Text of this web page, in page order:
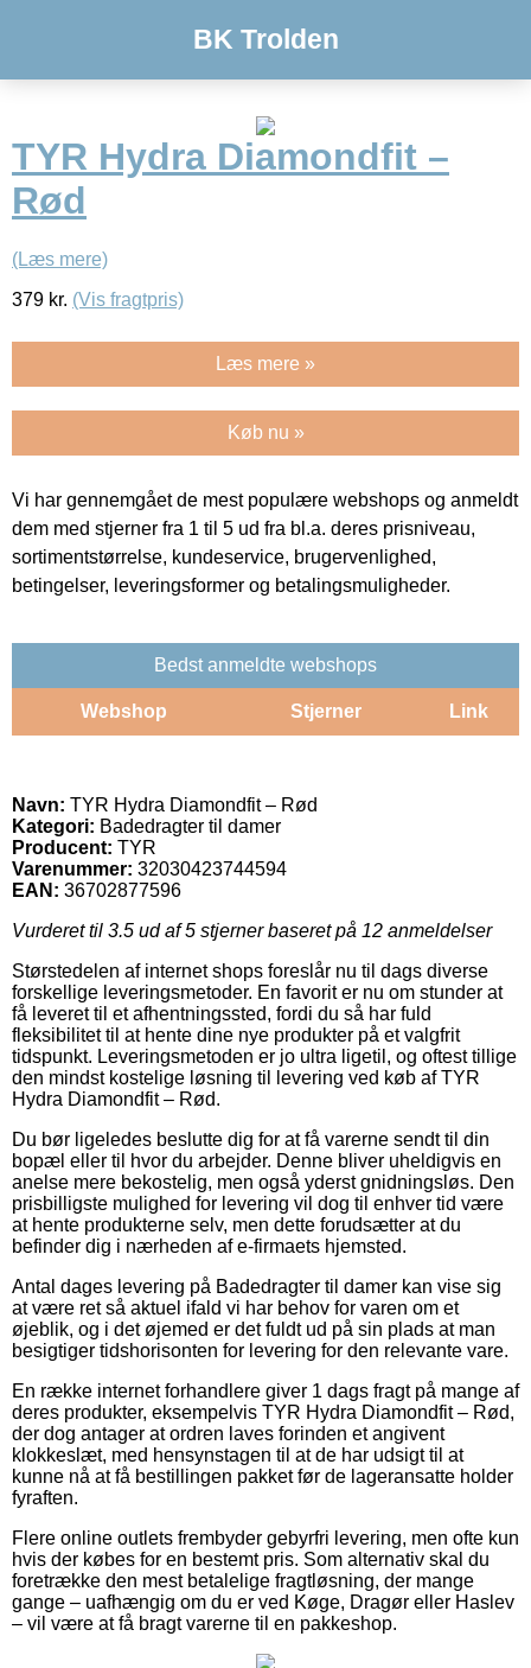
BK Trolden
TYR Hydra Diamondfit –
Rød
(Læs mere)
379 kr. (Vis fragtpris)
Læs mere »
Køb nu »
Vi har gennemgået de mest populære webshops og anmeldt
dem med stjerner fra 1 til 5 ud fra bl.a. deres prisniveau,
sortimentstørrelse, kundeservice, brugervenlighed,
betingelser, leveringsformer og betalingsmuligheder.
Bedst anmeldte webshops
Webshop Stjerner Link
Navn: TYR Hydra Diamondfit – Rød
Kategori: Badedragter til damer
Producent: TYR
Varenummer: 32030423744594
EAN: 36702877596
Vurderet til 3.5 ud af 5 stjerner baseret på 12 anmeldelser
Størstedelen af internet shops foreslår nu til dags diverse
forskellige leveringsmetoder. En favorit er nu om stunder at
få leveret til et afhentningssted, fordi du så har fuld
fleksibilitet til at hente dine nye produkter på et valgfrit
tidspunkt. Leveringsmetoden er jo ultra ligetil, og oftest tillige
den mindst kostelige løsning til levering ved køb af TYR
Hydra Diamondfit – Rød.
Du bør ligeledes beslutte dig for at få varerne sendt til din
bopæl eller til hvor du arbejder. Denne bliver uheldigvis en
anelse mere bekostelig, men også yderst gnidningsløs. Den
prisbilligste mulighed for levering vil dog til enhver tid være
at hente produkterne selv, men dette forudsætter at du
befinder dig i nærheden af e-firmaets hjemsted.
Antal dages levering på Badedragter til damer kan vise sig
at være ret så aktuel ifald vi har behov for varen om et
øjeblik, og i det øjemed er det fuldt ud på sin plads at man
besigtiger tidshorisonten for levering for den relevante vare.
En række internet forhandlere giver 1 dags fragt på mange af
deres produkter, eksempelvis TYR Hydra Diamondfit – Rød,
der dog antager at ordren laves forinden et angivent
klokkeslæt, med hensynstagen til at de har udsigt til at
kunne nå at få bestillingen pakket før de lageransatte holder
fyraften.
Flere online outlets frembyder gebyrfri levering, men ofte kun
hvis der købes for en bestemt pris. Som alternativ skal du
foretrække den mest betalelige fragtløsning, der mange
gange – uafhængig om du er ved Køge, Dragør eller Haslev
– vil være at få bragt varerne til en pakkeshop.